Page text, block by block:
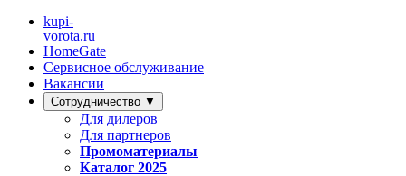
kupi-
vorota.ru
HomeGate
Сервисное обслуживание
Вакансии
Сотрудничество ▼
Для дилеров
Для партнеров
Промоматериалы
Каталог 2025